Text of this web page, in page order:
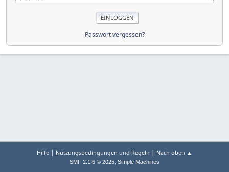
Passwort vergessen?
Hilfe | Nutzungsbedingungen und Regeln | Nach oben ▲
SMF 2.1.6 © 2025, Simple Machines